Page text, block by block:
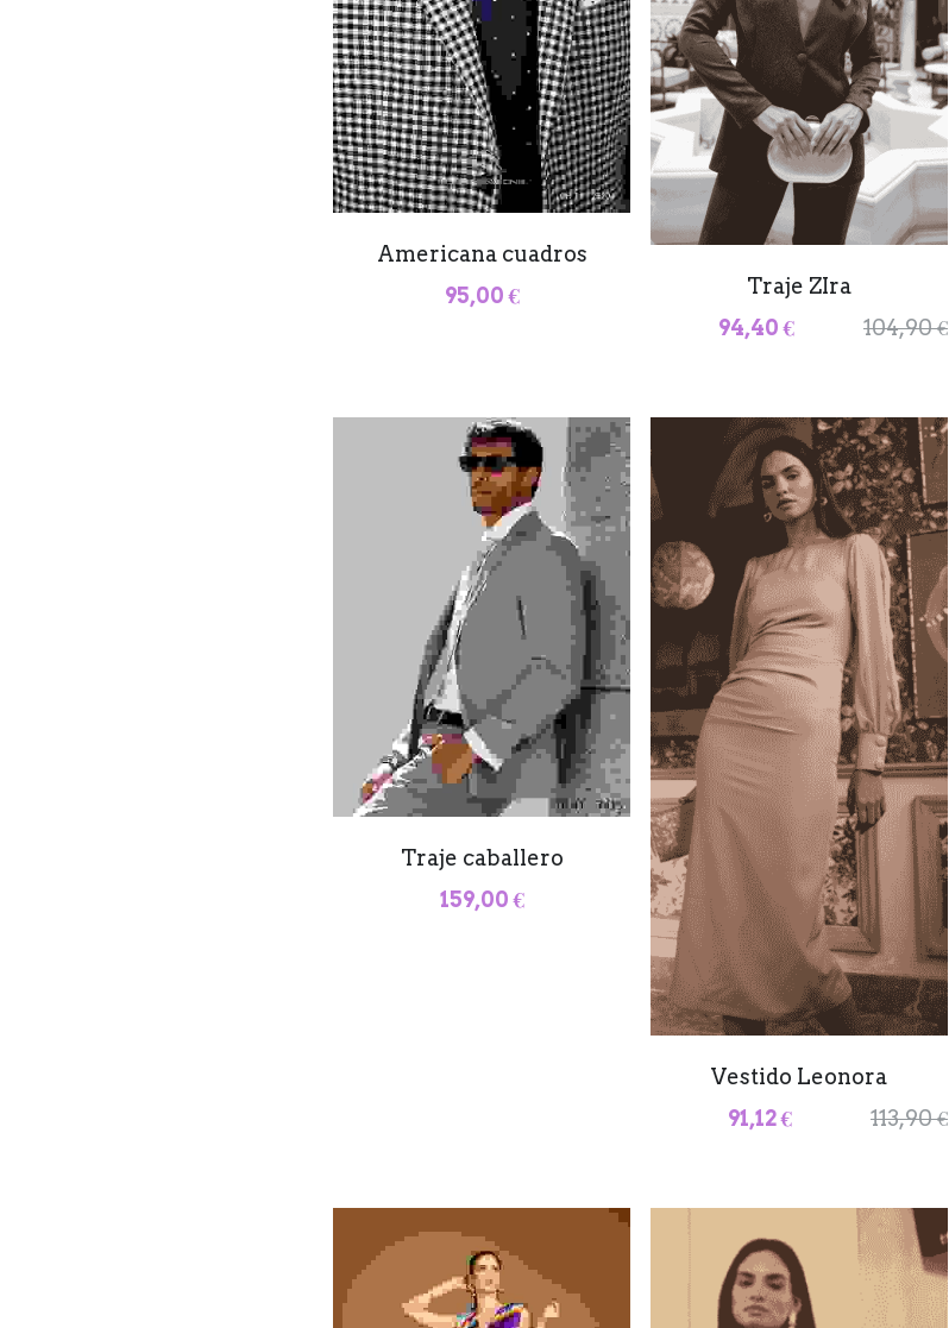
Americana cuadros
95,00 €
Traje ZIra
94,40 €
104,90 €
Traje caballero
159,00 €
Vestido Leonora
91,12 €
113,90 €